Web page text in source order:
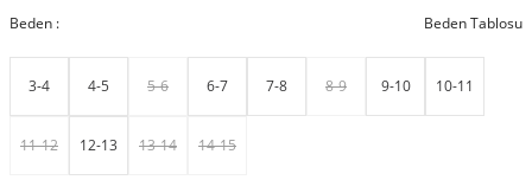
Beden : Beden Tablosu
3-4 4-5 5-6 6-7 7-8 8-9 9-10 10-11
11-12 12-13 13-14 14-15